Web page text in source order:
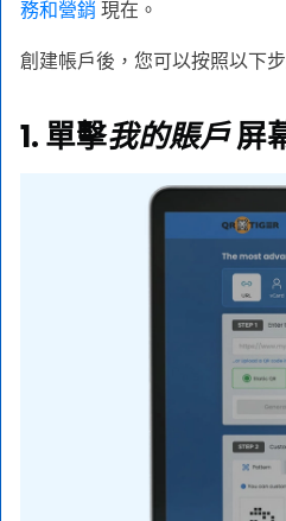
務和營銷 現在。
創建帳戶後，您可以按照以下
1. 單擊我的賬戶屏